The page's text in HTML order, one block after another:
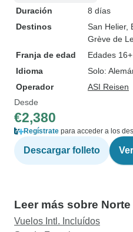
Duración
8 días
Destinos
San Helier,
Grève de
Franja de edad
Edades 16+
Idioma
Solo:
Operador
ASI Reisen
Desde
€2,380
Regístrate para acceder a los
Descargar folleto
Leer más sobre
Vuelos Intl. Incluídos